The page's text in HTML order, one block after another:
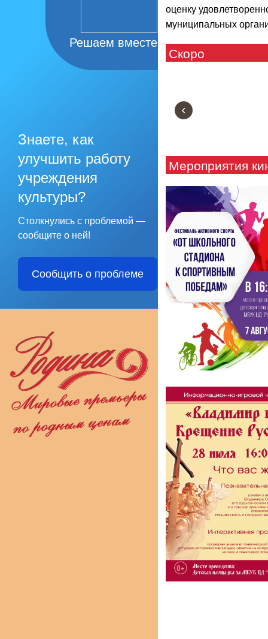
Решаем вместе
Знаете, как
улучшить работу
учреждения
культуры?
Столкнулись с проблемой —
сообщите о ней!
Сообщить о проблеме
оценку
муниципальных
Скоро
‹
Мероприятия